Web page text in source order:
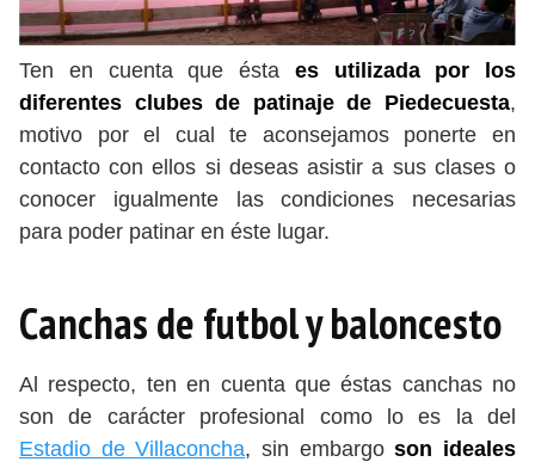
Ten en cuenta que ésta es utilizada por los
diferentes clubes de patinaje de Piedecuesta,
motivo por el cual te aconsejamos ponerte en
contacto con ellos si deseas asistir a sus clases o
conocer igualmente las condiciones necesarias
para poder patinar en éste lugar.
Canchas de futbol y baloncesto
Al respecto, ten en cuenta que éstas canchas no
son de carácter profesional como lo es la del
Estadio de Villaconcha, sin embargoson ideales